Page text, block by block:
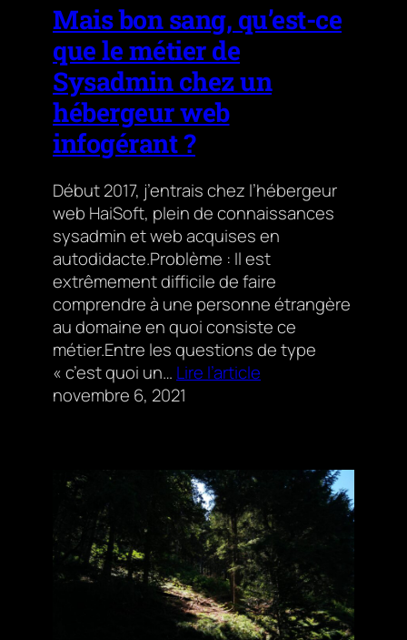
Mais bon sang, qu’est-ce
que le métier de
Sysadmin chez un
hébergeur web
infogérant ?
Début 2017, j’entrais chez l’hébergeur
web HaiSoft, plein de connaissances
sysadmin et web acquises en
autodidacte.Problème : Il est
extrêmement difficile de faire
comprendre à une personne étrangère
au domaine en quoi consiste ce
métier.Entre les questions de type
« c’est quoi un… Lire l’article
novembre 6, 2021